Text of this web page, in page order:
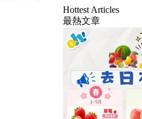
Hottest Articles
最熱文章